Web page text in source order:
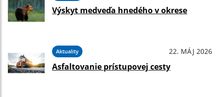
Výskyt medveďa hnedého v okrese
Aktuality 22. MÁJ 2026
Asfaltovanie prístupovej cesty